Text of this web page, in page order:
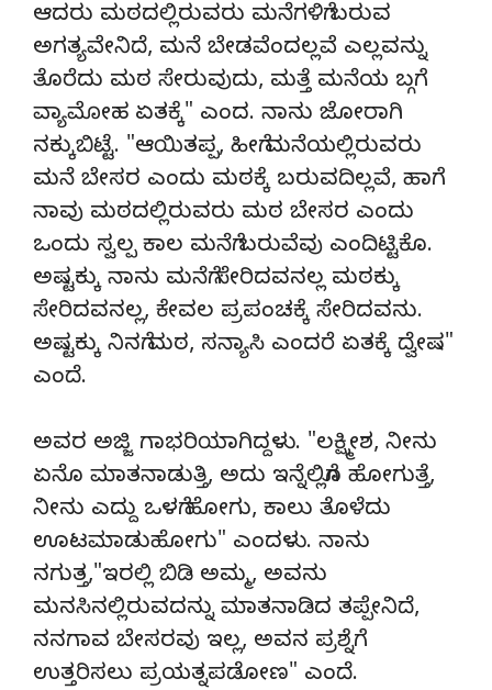
ಆದರು ಮಠದಲ್ಲಿರುವರು ಮನೆಗಳಿಗೆ ಬರುವ
ಅಗತ್ಯವೇನಿದೆ, ಮನೆ ಬೇಡವೆಂದಲ್ಲವೆ ಎಲ್ಲವನ್ನು
ತೊರೆದು ಮಠ ಸೇರುವುದು, ಮತ್ತೆ ಮನೆಯ ಬಗ್ಗೆ
ವ್ಯಾಮೋಹ ಏತಕ್ಕೆ" ಎಂದ. ನಾನು ಜೋರಾಗಿ
ನಕ್ಕುಬಿಟ್ಟೆ. "ಆಯಿತಪ್ಪ, ಹೀಗೆ ಮನೆಯಲ್ಲಿರುವರು
ಮನೆ ಬೇಸರ ಎಂದು ಮಠಕ್ಕೆ ಬರುವದಿಲ್ಲವೆ, ಹಾಗೆ
ನಾವು ಮಠದಲ್ಲಿರುವರು ಮಠ ಬೇಸರ ಎಂದು
ಒಂದು ಸ್ವಲ್ಪ ಕಾಲ ಮನೆಗೆ ಬರುವೆವು ಎಂದಿಟ್ಟಿಕೊ.
ಅಷ್ಟಕ್ಕು ನಾನು ಮನೆಗೆ ಸೇರಿದವನಲ್ಲ ಮಠಕ್ಕು
ಸೇರಿದವನಲ್ಲ, ಕೇವಲ ಪ್ರಪಂಚಕ್ಕೆ ಸೇರಿದವನು.
ಅಷ್ಟಕ್ಕು ನಿನಗೆ ಮಠ, ಸನ್ಯಾಸಿ ಎಂದರೆ ಏತಕ್ಕೆ ದ್ವೇಷ"
ಎಂದೆ.
ಅವರ ಅಜ್ಜಿ ಗಾಭರಿಯಾಗಿದ್ದಳು. "ಲಕ್ಷ್ಮೀಶ, ನೀನು
ಏನೊ ಮಾತನಾಡುತ್ತಿ, ಅದು ಇನ್ನೆಲ್ಲಿಗೊ ಹೋಗುತ್ತೆ,
ನೀನು ಎದ್ದು ಒಳಗೆ ಹೋಗು, ಕಾಲು ತೊಳೆದು
ಊಟಮಾಡುಹೋಗು" ಎಂದಳು. ನಾನು
ನಗುತ್ತ,"ಇರಲ್ಲಿ ಬಿಡಿ ಅಮ್ಮ, ಅವನು
ಮನಸಿನಲ್ಲಿರುವದನ್ನು ಮಾತನಾಡಿದ ತಪ್ಪೇನಿದೆ,
ನನಗಾವ ಬೇಸರವು ಇಲ್ಲ, ಅವನ ಪ್ರಶ್ನೆಗೆ
ಉತ್ತರಿಸಲು ಪ್ರಯತ್ನಪಡೋಣ" ಎಂದೆ.